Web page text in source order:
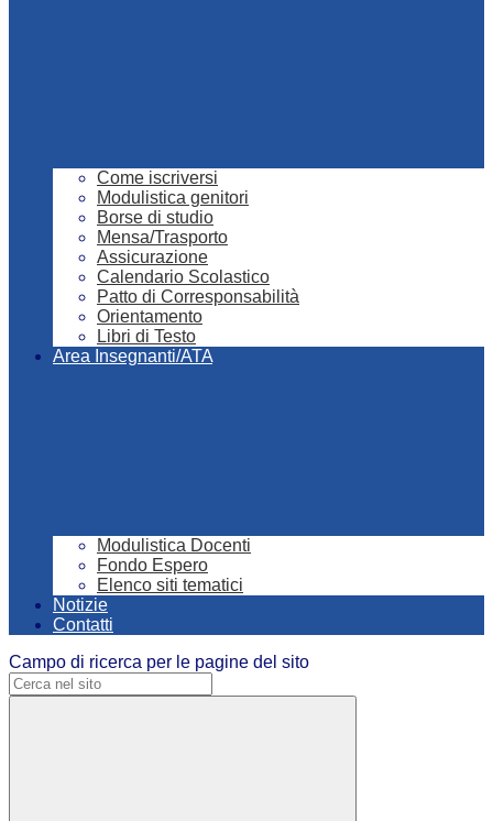
Come iscriversi
Modulistica genitori
Borse di studio
Mensa/Trasporto
Assicurazione
Calendario Scolastico
Patto di Corresponsabilità
Orientamento
Libri di Testo
Area Insegnanti/ATA
Modulistica Docenti
Fondo Espero
Elenco siti tematici
Notizie
Contatti
Campo di ricerca per le pagine del sito